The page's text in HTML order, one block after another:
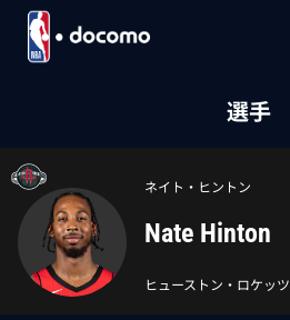
選手
ネイト・ヒントン
Nate Hinton
ヒューストン・ロケッツ